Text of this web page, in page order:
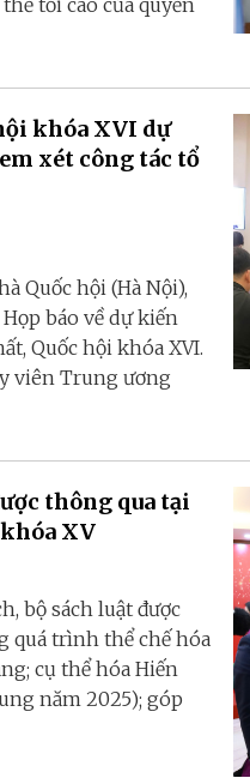
tối cao của quyền
khóa XVI dự
xét công tác tổ
Quốc hội (Hà Nội),
báo về dự kiến
Quốc hội khóa XVI.
viên Trung ương
thông qua tại
XV
bộ sách luật được
quá trình thể chế hóa
cụ thể hóa Hiến
năm 2025); góp